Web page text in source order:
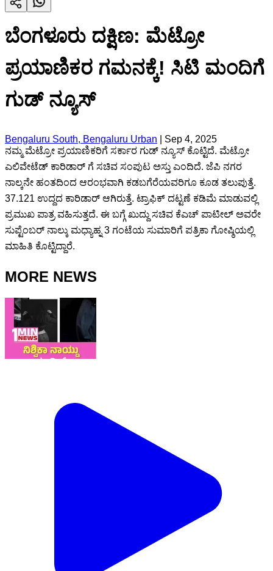
ಬೆಂಗಳೂರು ದಕ್ಷಿಣ: ಮೆಟ್ರೋ
ಪ್ರಯಾಣಿಕರ ಗಮನಕ್ಕೆ! ಸಿಟಿ ಮಂದಿಗೆ
ಗುಡ್ ನ್ಯೂಸ್
Bengaluru South, Bengaluru Urban
Sep 4, 2025
ನಮ್ಮ ಮೆಟ್ರೋ ಪ್ರಯಾಣಿಕರಿಗೆ ಸರ್ಕಾರ ಗುಡ್ ನ್ಯೂಸ್ ಕೊಟ್ಟಿದೆ. ಮೆಟ್ರೋ
ಎಲಿವೇಟೆಡ್ ಕಾರಿಡಾರ್ ಗೆ ಸಚಿವ ಸಂಪುಟ ಅಸ್ತು ಎಂದಿದೆ. ಜೆಪಿ ನಗರ
ನಾಲ್ಕನೇ ಹಂತದಿಂದ ಆರಂಭವಾಗಿ ಕಡಬಗೆರೆಯವರಿಗೂ ಕೂಡ ತಲುಪುತ್ತೆ.
37.121 ಉದ್ದದ ಕಾರಿಡಾರ್ ಆಗಿರುತ್ತೆ. ಟ್ರಾಫಿಕ್ ದಟ್ಟಣೆ ಕಡಿಮೆ ಮಾಡುವಲ್ಲಿ
ಪ್ರಮುಖ ಪಾತ್ರ ವಹಿಸುತ್ತದೆ. ಈ ಬಗ್ಗೆ ಖುದ್ದು ಸಚಿವ ಕೆಎಚ್ ಪಾಟೀಲ್ ಅವರೇ
ಸುಪ್ಟೆಂಬರ್ ನಾಲ್ಕು ಮಧ್ಯಾಹ್ನ 3 ಗಂಟೆಯ ಸುಮಾರಿಗೆ ಪತ್ರಿಕಾ ಗೋಷ್ಠಿಯಲ್ಲಿ
ಮಾಹಿತಿ ಕೊಟ್ಟಿದ್ದಾರೆ.
MORE NEWS